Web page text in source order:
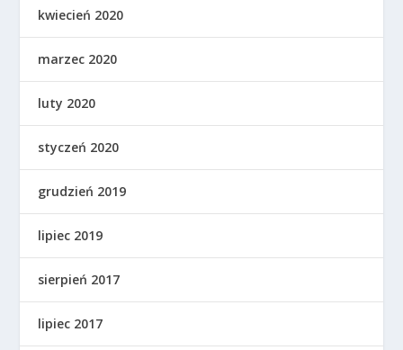
kwiecień 2020
marzec 2020
luty 2020
styczeń 2020
grudzień 2019
lipiec 2019
sierpień 2017
lipiec 2017